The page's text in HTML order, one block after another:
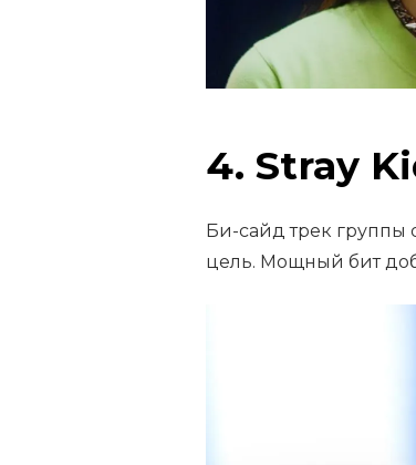
4. Stray
Би-сайд трек группы
цель. Мощный бит